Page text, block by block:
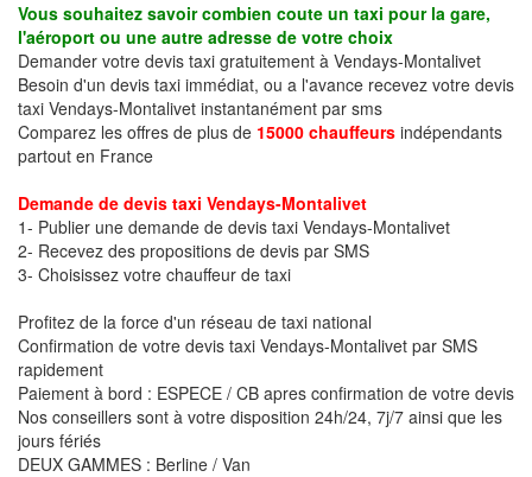
Vous souhaitez savoir combien coute un taxi pour la gare,
l'aéroport ou une autre adresse de votre choix
Demander votre devis taxi gratuitement à Vendays-Montalivet
Besoin d'un devis taxi immédiat, ou a l'avance recevez votre devis
taxi Vendays-Montalivet instantanément par sms
Comparez les offres de plus de 15000 chauffeurs indépendants
partout en France
Demande de devis taxi Vendays-Montalivet
1- Publier une demande de devis taxi Vendays-Montalivet
2- Recevez des propositions de devis par SMS
3- Choisissez votre chauffeur de taxi
Profitez de la force d'un réseau de taxi national
Confirmation de votre devis taxi Vendays-Montalivet par SMS
rapidement
Paiement à bord : ESPECE / CB apres confirmation de votre devis
Nos conseillers sont à votre disposition 24h/24, 7j/7 ainsi que les
jours fériés
DEUX GAMMES : Berline / Van